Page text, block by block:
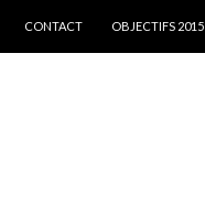
CONTACT
OBJECTIFS 2015